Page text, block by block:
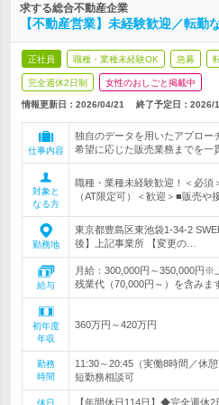
求する総合不動産企業
【不動産営業】未経験歓迎／転勤
正社員 職種・業種未経験OK 急募
完全週休2日制 女性のおしごと掲載中
情報更新日：2026/04/21 終了予定日： 2026/
仕事内容
独自のデータを用いたアプロー
希望に応じた販売業務までを一
対象と
なる方
職種・業種未経験歓迎！＜必須
（AT限定可）＜歓迎＞■販売や
勤務地
東京都豊島区東池袋1-34-2
後】上記事業所 【変更の…
給与
月給：300,000円～350,000円※
残業代（70,000円～）を含みま
初年度
年収
360万円～420万円
勤務
時間
11:30～20:45（実働8時間／休
短勤務相談可
休日 【年間休日114日】◆完全週休